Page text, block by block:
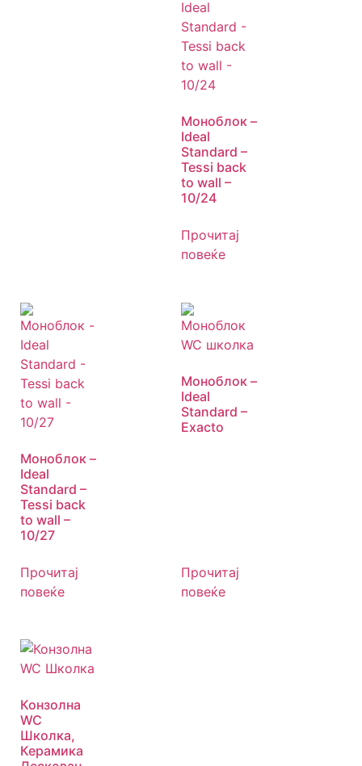
Моноблок –
Ideal
Standard –
Tessi back
to wall –
10/24
Прочитај
повеќе
Моноблок –
Ideal
Standard –
Tessi back
to wall –
10/27
Прочитај
повеќе
Моноблок –
Ideal
Standard –
Exacto
Прочитај
повеќе
Конзолна
WC
Школка,
Керамика